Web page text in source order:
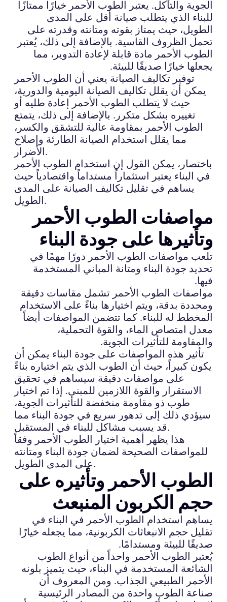
الجوية والتآكل. يعتبر الطوب الأحمر خيارًا ممتازًا
للبناء الذي يتطلب صيانة أقل على المدى
الطويل، حيث يمتاز بقوته ومتانته وقدرته على
تحمل الظروف القاسية. بالإضافة إلى ذلك، يُعتبر
الطوب الأحمر مادة قابلة لإعادة التدوير، مما
يجعلها خيارًا صديقًا للبيئة.
توفير تكاليف الصيانة يعني أن الطوب الأحمر
يمكن أن يقلل تكاليف الصيانة اليومية والدورية،
حيث لا يتطلب الطوب الأحمر إعادة طليه أو
تغييره بشكل متكرر. بالإضافة إلى ذلك، يتمتع
الطوب الأحمر بمقاومة عالية للتشقق والكسر،
مما يقلل استخدام الصيانة الطارئة وإصلاح
الأضرار.
باختصار، يمكن القول إن استخدام الطوب الأحمر
في البناء يعتبر استثماراً مستداماً واقتصادياً حيث
يساهم في تقليل تكاليف الصيانة على المدى
الطويل.
مواصفات الطوب الأحمر
وتأثيرها على جودة البناء
تلعب مواصفات الطوب الأحمر دورًا مهمًا في
تحديد جودة البناء ومتانة المباني المستخدمة
فيها.
مواصفات الطوب الأحمر تشمل مقاسات دقيقة
ومحددة بدقة، ويتم اختيارها بناءً على الاستخدام
المخطط له للبناء. كما تتضمن المواصفات أيضاً
معدل امتصاص الماء، والقوة التحملية،
والمقاومة للتأثيرات الجوية.
تأثير هذه المواصفات على جودة البناء يمكن أن
يكون كبيراً، حيث أن الطوب الذي يتم اختياره بناءً
على مواصفات دقيقة سيساهم في تحقيق
الاستقرار والقوة اللازمين للمبنى. إذا تم اختيار
طوب ذو مقاومة منخفضة للتأثيرات الجوية،
سيؤدي ذلك إلى تدهور سريع في جودة البناء مما
قد يسبب مشاكل للبناء في المستقبل.
هذا يظهر أهمية اختيار الطوب الأحمر وفقاً
للمواصفات الصحيحة لضمان جودة البناء ومتانته
على المدى الطويل.
الطوب الأحمر وتأثيره على
حجم الكربون المنبعث
يساهم استخدام الطوب الأحمر في البناء في
تقليل حجم الانبعاثات الكربونية، مما يجعله خيارًا
صديقًا للبيئة ومستدامًا.
يُعتبر الطوب الأحمر واحداً من أنواع الطوب
الشائعة المستخدمة في البناء، حيث يتميز بلونه
الأحمر الطبيعي الجذاب. ومن المعروف أن
صناعة الطوب واحدة من المصادر الرئيسية